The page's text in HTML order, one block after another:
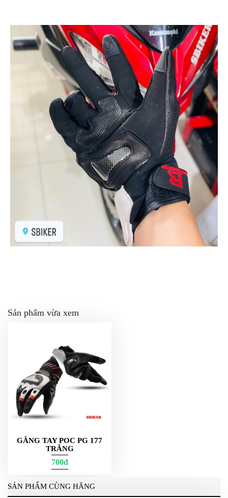
PHƯỢT
ĐỒ
HƯỚNG
DẪN
MUA
Sản phẩm vừa xem
GĂNG TAY POC PG 177
TRẮNG
700đ
SẢN PHẨM CÙNG HÃNG